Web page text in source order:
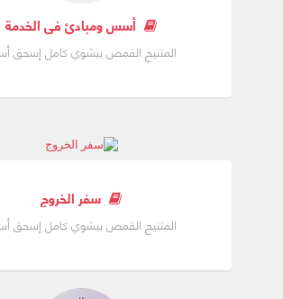
أسس ومبادئ فى الخدمة
المتنيح القمص بيشوي كامل إسحق
سفر الخروج
المتنيح القمص بيشوي كامل إسحق